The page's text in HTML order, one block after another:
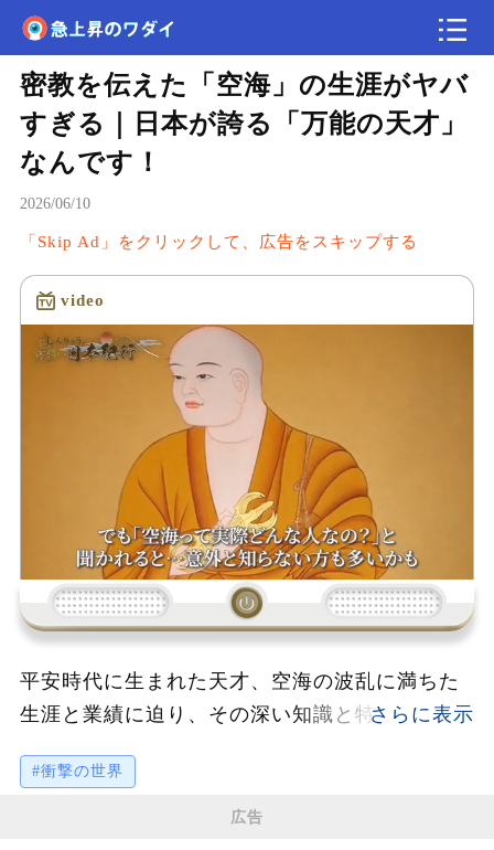
密教を伝えた「空海」の生涯がヤバ
すぎる｜日本が誇る「万能の天才」
なんです！
2026/06/10
「Skip Ad」をクリックして、広告をスキップする
video
読み込み中...
平安時代に生まれた天才、空海の波乱に満ちた
生涯と業績に迫り、その深い知識と特異な才能
す。遣唐使としての経験から得た高度な技術や
思想、真言宗の創設、さらには教育や土木事業
#衝撃の世界
広告
速報